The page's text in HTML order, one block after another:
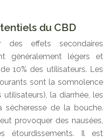
du CBD
effets secondaires
généralement légers et
10% des utilisateurs. Les
sont la somnolence
la diarrhée, les
sécheresse de la bouche.
provoquer des nausées,
étourdissements. Il est